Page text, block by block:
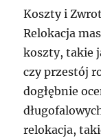
Koszty i
Relokacja
koszty, takie
czy przestój
dogłębnie
relokacja,